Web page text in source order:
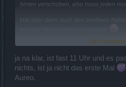
hinten verschoben, also muss jeden
LG
Click to expand...
ja na klar, ist fast 11 Uhr und es
nichts, ist ja nicht das erste Mal
Aureo.